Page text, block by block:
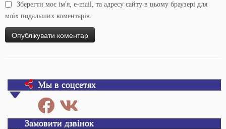
Зберегти моє ім'я, e-mail, та адресу сайту в цьому браузері для
моїх подальших коментарів.
Мы в соцсетях
Замовити дзвінок